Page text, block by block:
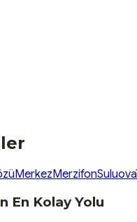
MerkezMerzifonSuluova
En Kolay Yolu